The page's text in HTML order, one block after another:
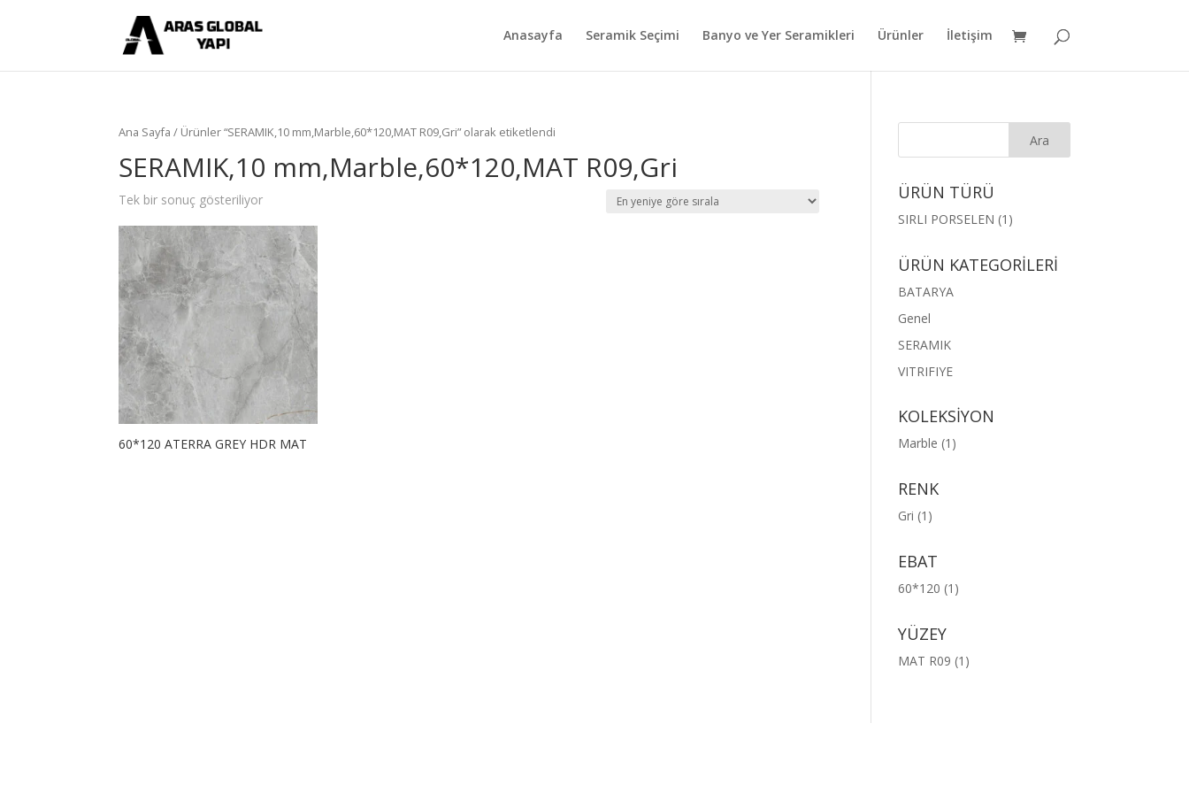
Anasayfa Seramik Seçimi Banyo ve Yer Seramikleri Ürünler İletişim
Ana Sayfa / Ürünler “SERAMIK,10 mm,Marble,60*120,MAT R09,Gri” olarak etiketlendi
SERAMIK,10 mm,Marble,60*120,MAT R09,Gri
Tek bir sonuç gösteriliyor
60*120 ATERRA GREY HDR MAT
ÜRÜN TÜRÜ
SIRLI PORSELEN (1)
ÜRÜN KATEGORİLERİ
BATARYA
Genel
SERAMIK
VITRIFIYE
KOLEKSİYON
Marble (1)
RENK
Gri (1)
EBAT
60*120 (1)
YÜZEY
MAT R09 (1)